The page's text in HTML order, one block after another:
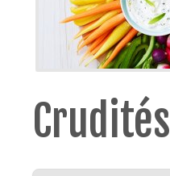
Crudités